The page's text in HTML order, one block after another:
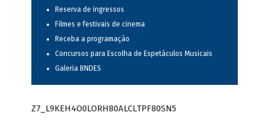
Reserva de ingressos
Filmes e festivais de cinema
Receba a programação
Concursos para Escolha de Espetáculos Musicais
Galeria BNDES
Z7_L9KEH4O0LORH80ALCLTPF80SN5